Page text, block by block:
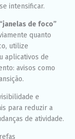
intensificar.
“janelas de foco”
quanto
utilize
aplicativos de
avisos como
e
para reduzir a
de atividade.